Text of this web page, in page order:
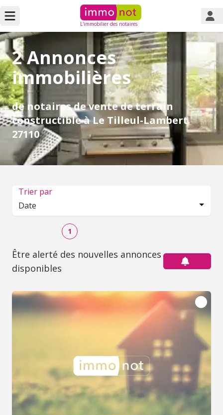
L'immobilier des notaires
2 Annonces
immobilières
de notaires de vente de terrain
constructible à Le Tilleul-Lambert
27110
Trier par
Date
1
Être alerté des nouvelles annonces
disponibles